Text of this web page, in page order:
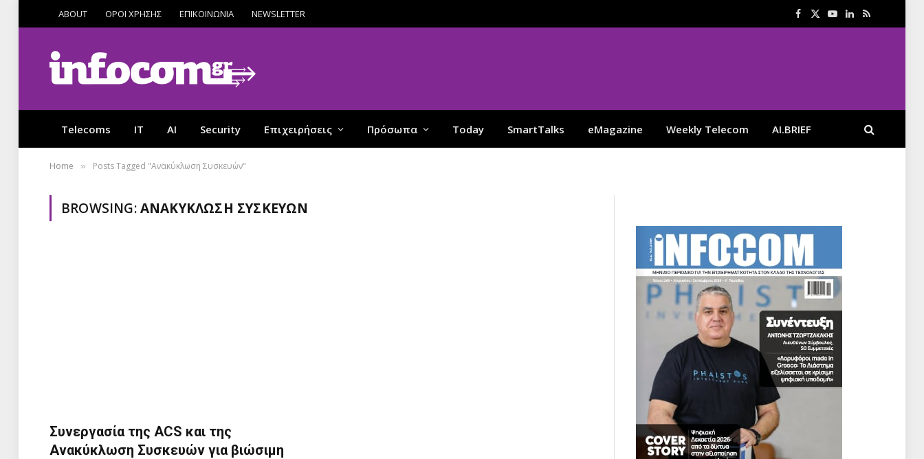
ABOUT ΟΡΟΙ ΧΡΗΣΗΣ ΕΠΙΚΟΙΝΩΝΙΑ NEWSLETTER Facebook
X
YouTube
LinkedIn
RSS
Telecoms IT AI Security Επιχειρήσεις Πρόσωπα Today SmartTalks eMagazine Weekly Telecom AI.BRIEF
Home » Posts Tagged "Ανακύκλωση Συσκευών"
BROWSING:ΑΝΑΚΎΚΛΩΣΗ ΣΥΣΚΕΥΏΝ
Συνεργασία της ACS και της
Ανακύκλωση Συσκευών για βιώσιμη